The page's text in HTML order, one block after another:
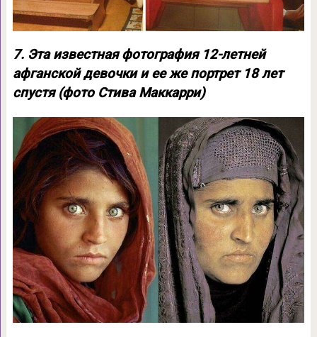
7. Эта известная фотография 12-летней
афганской девочки и ее же портрет 18 лет
спустя (фото Стива Маккарри)